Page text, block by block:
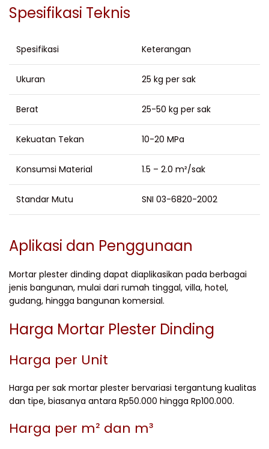
Spesifikasi Teknis
Spesifikasi Keterangan
Ukuran 25 kg per sak
Berat 25-50 kg per sak
Kekuatan Tekan 10-20 MPa
Konsumsi Material 1.5 – 2.0 m²/sak
Standar Mutu SNI 03-6820-2002
Aplikasi dan Penggunaan
Mortar plester dinding dapat diaplikasikan pada berbagai
jenis bangunan, mulai dari rumah tinggal, villa, hotel,
gudang, hingga bangunan komersial.
Harga Mortar Plester Dinding
Harga per Unit
Harga per sak mortar plester bervariasi tergantung kualitas
dan tipe, biasanya antara Rp50.000 hingga Rp100.000.
Harga per m² dan m³